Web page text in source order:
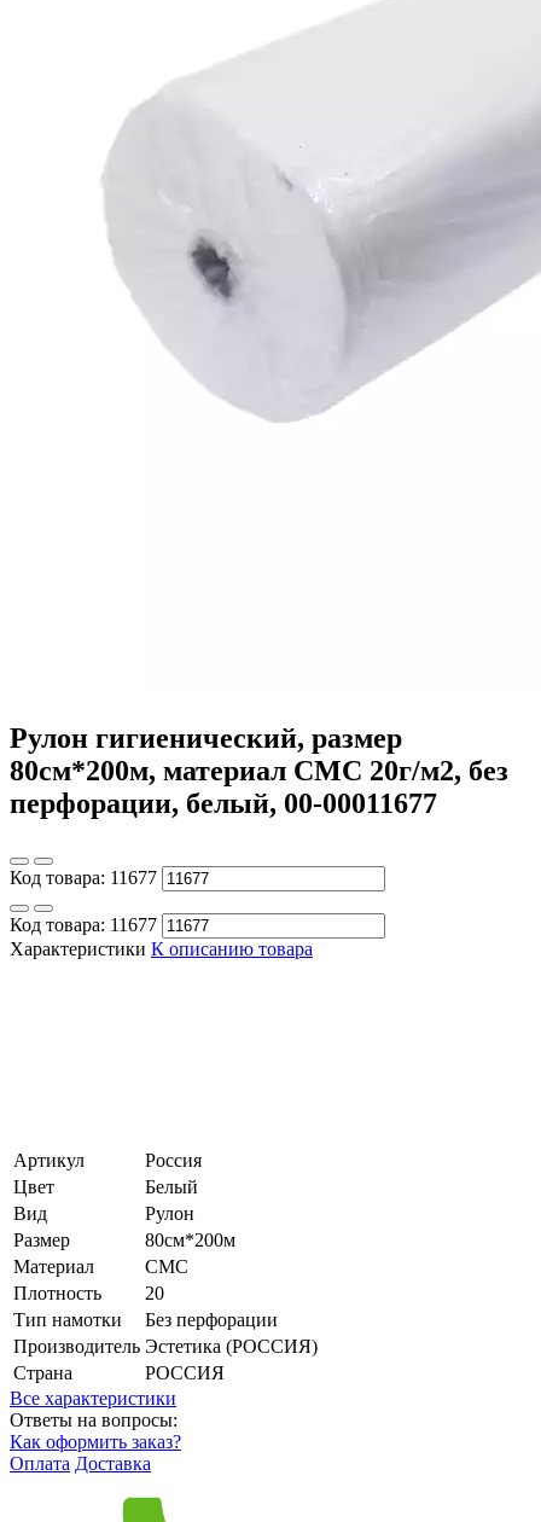
Рулон гигиенический, размер
80см*200м, материал СМС 20г/м2, без
перфорации, белый, 00-00011677
Код товара: 11677
Код товара: 11677
Характеристики К описанию товара
Артикул
Россия
Цвет
Белый
Вид
Рулон
Размер
80см*200м
Материал
СМС
Плотность
20
Тип намотки
Без перфорации
Производитель Эстетика (РОССИЯ)
Страна
РОССИЯ
Все характеристики
Ответы на вопросы:
Как оформить заказ?
Оплата Доставка